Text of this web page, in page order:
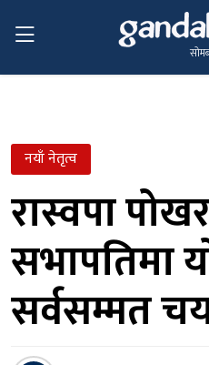
नयाँ नेतृत्व
रास्वपा
सभापतिमा
सर्वसम्मत